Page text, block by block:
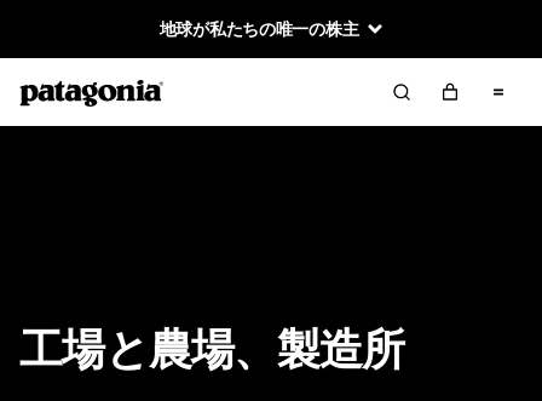
地球が私たちの唯一の株主
工場と農場、製造所